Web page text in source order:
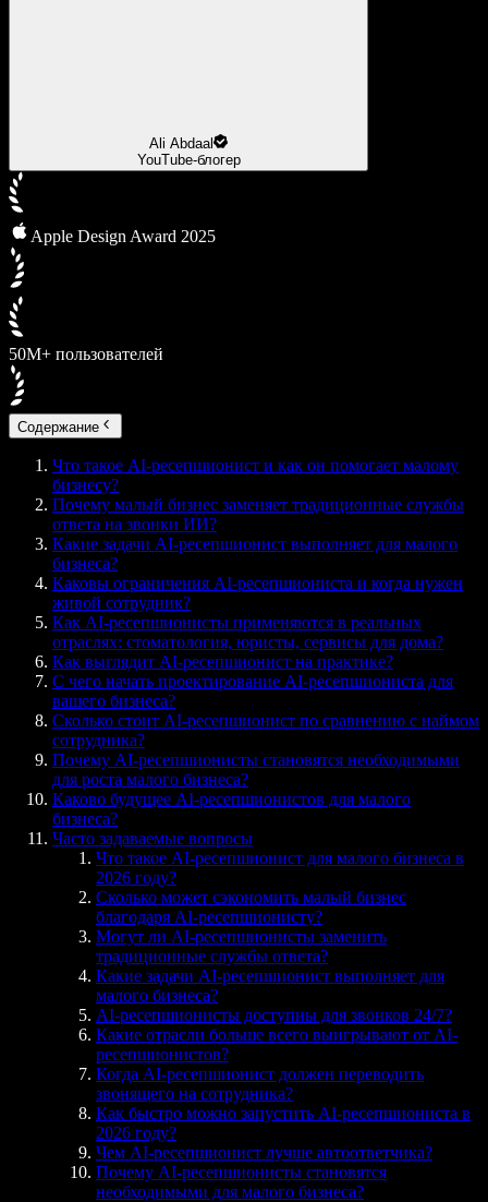
Ali Abdaal
YouTube-блогер
Apple Design Award 2025
50М+ пользователей
Содержание
Что такое AI-ресепшионист и как он помогает малому
бизнесу?
Почему малый бизнес заменяет традиционные службы
ответа на звонки ИИ?
Какие задачи AI-ресепшионист выполняет для малого
бизнеса?
Каковы ограничения AI-ресепшиониста и когда нужен
живой сотрудник?
Как AI-ресепшионисты применяются в реальных
отраслях: стоматология, юристы, сервисы для дома?
Как выглядит AI-ресепшионист на практике?
С чего начать проектирование AI-ресепшиониста для
вашего бизнеса?
Сколько стоит AI-ресепшионист по сравнению с наймом
сотрудника?
Почему AI-ресепшионисты становятся необходимыми
для роста малого бизнеса?
Каково будущее AI-ресепшионистов для малого
бизнеса?
Часто задаваемые вопросы
Что такое AI-ресепшионист для малого бизнеса в
2026 году?
Сколько может сэкономить малый бизнес
благодаря AI-ресепшионисту?
Могут ли AI-ресепшионисты заменить
традиционные службы ответа?
Какие задачи AI-ресепшионист выполняет для
малого бизнеса?
AI-ресепшионисты доступны для звонков 24/7?
Какие отрасли больше всего выигрывают от AI-
ресепшионистов?
Когда AI-ресепшионист должен переводить
звонящего на сотрудника?
Как быстро можно запустить AI-ресепшиониста в
2026 году?
Чем AI-ресепшионист лучше автоответчика?
Почему AI-ресепшионисты становятся
необходимыми для малого бизнеса?